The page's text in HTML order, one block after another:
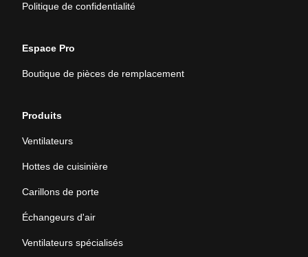
Politique de confidentialité
Espace Pro
Boutique de pièces de remplacement
Produits
Ventilateurs
Hottes de cuisinière
Carillons de porte
Échangeurs d'air
Ventilateurs spécialisés